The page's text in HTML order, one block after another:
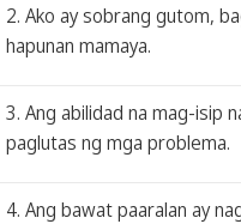
2. Ako ay sobrang gutom,
hapunan mamaya.
3. Ang abilidad na mag-isip
paglutas ng mga problema.
4. Ang bawat paaralan ay